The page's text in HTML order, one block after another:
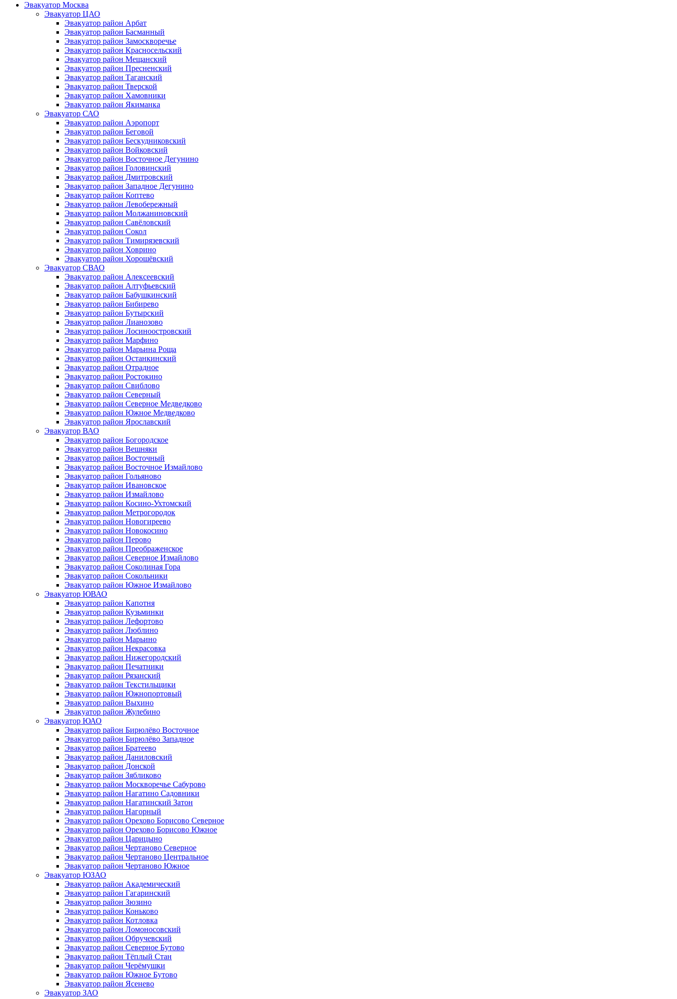
Эвакуатор Москва
Эвакуатор ЦАО
Эвакуатор район Арбат
Эвакуатор район Басманный
Эвакуатор район Замоскворечье
Эвакуатор район Красносельский
Эвакуатор район Мещанский
Эвакуатор район Пресненский
Эвакуатор район Таганский
Эвакуатор район Тверской
Эвакуатор район Хамовники
Эвакуатор район Якиманка
Эвакуатор САО
Эвакуатор район Аэропорт
Эвакуатор район Беговой
Эвакуатор район Бескудниковский
Эвакуатор район Войковский
Эвакуатор район Восточное Дегунино
Эвакуатор район Головинский
Эвакуатор район Дмитровский
Эвакуатор район Западное Дегунино
Эвакуатор район Коптево
Эвакуатор район Левобережный
Эвакуатор район Молжаниновский
Эвакуатор район Савёловский
Эвакуатор район Сокол
Эвакуатор район Тимирязевский
Эвакуатор район Ховрино
Эвакуатор район Хорошёвский
Эвакуатор СВАО
Эвакуатор район Алексеевский
Эвакуатор район Алтуфьевский
Эвакуатор район Бабушкинский
Эвакуатор район Бибирево
Эвакуатор район Бутырский
Эвакуатор район Лианозово
Эвакуатор район Лосиноостровский
Эвакуатор район Марфино
Эвакуатор район Марьина Роща
Эвакуатор район Останкинский
Эвакуатор район Отрадное
Эвакуатор район Ростокино
Эвакуатор район Свиблово
Эвакуатор район Северный
Эвакуатор район Северное Медведково
Эвакуатор район Южное Медведково
Эвакуатор район Ярославский
Эвакуатор ВАО
Эвакуатор район Богородское
Эвакуатор район Вешняки
Эвакуатор район Восточный
Эвакуатор район Восточное Измайлово
Эвакуатор район Гольяново
Эвакуатор район Ивановское
Эвакуатор район Измайлово
Эвакуатор район Косино-Ухтомский
Эвакуатор район Метрогородок
Эвакуатор район Новогиреево
Эвакуатор район Новокосино
Эвакуатор район Перово
Эвакуатор район Преображенское
Эвакуатор район Северное Измайлово
Эвакуатор район Соколиная Гора
Эвакуатор район Сокольники
Эвакуатор район Южное Измайлово
Эвакуатор ЮВАО
Эвакуатор район Капотня
Эвакуатор район Кузьминки
Эвакуатор район Лефортово
Эвакуатор район Люблино
Эвакуатор район Марьино
Эвакуатор район Некрасовка
Эвакуатор район Нижегородский
Эвакуатор район Печатники
Эвакуатор район Рязанский
Эвакуатор район Текстильщики
Эвакуатор район Южнопортовый
Эвакуатор район Выхино
Эвакуатор район Жулебино
Эвакуатор ЮАО
Эвакуатор район Бирюлёво Восточное
Эвакуатор район Бирюлёво Западное
Эвакуатор район Братеево
Эвакуатор район Даниловский
Эвакуатор район Донской
Эвакуатор район Зябликово
Эвакуатор район Москворечье Сабурово
Эвакуатор район Нагатино Cадовники
Эвакуатор район Нагатинский Затон
Эвакуатор район Нагорный
Эвакуатор район Орехово Борисово Северное
Эвакуатор район Орехово Борисово Южное
Эвакуатор район Царицыно
Эвакуатор район Чертаново Северное
Эвакуатор район Чертаново Центральное
Эвакуатор район Чертаново Южное
Эвакуатор ЮЗАО
Эвакуатор район Академический
Эвакуатор район Гагаринский
Эвакуатор район Зюзино
Эвакуатор район Коньково
Эвакуатор район Котловка
Эвакуатор район Ломоносовский
Эвакуатор район Обручевский
Эвакуатор район Северное Бутово
Эвакуатор район Тёплый Стан
Эвакуатор район Черёмушки
Эвакуатор район Южное Бутово
Эвакуатор район Ясенево
Эвакуатор ЗАО